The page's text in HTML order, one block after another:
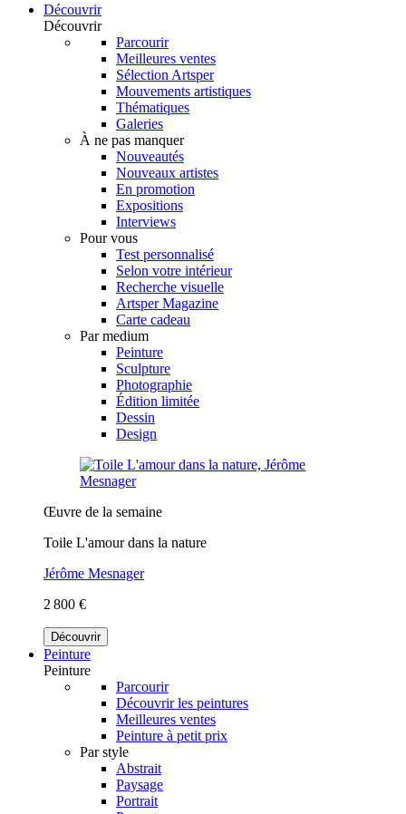
Découvrir
Découvrir
Parcourir
Meilleures ventes
Sélection Artsper
Mouvements artistiques
Thématiques
Galeries
À ne pas manquer
Nouveautés
Nouveaux artistes
En promotion
Expositions
Interviews
Pour vous
Test personnalisé
Selon votre intérieur
Recherche visuelle
Artsper Magazine
Carte cadeau
Par medium
Peinture
Sculpture
Photographie
Édition limitée
Dessin
Design
Œuvre de la semaine
Toile L'amour dans la nature
Jérôme Mesnager
2 800 €
Découvrir
Peinture
Peinture
Parcourir
Découvrir les peintures
Meilleures ventes
Peinture à petit prix
Par style
Abstrait
Paysage
Portrait